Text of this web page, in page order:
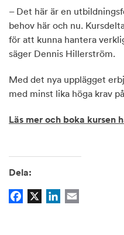
– Det här är en
behov här och nu.
för att kunna hantera
säger Dennis Hillerström.
Med det nya upplägget
med minst lika höga krav
Läs mer och boka kursen
Dela:
Facebook
LinkedIn